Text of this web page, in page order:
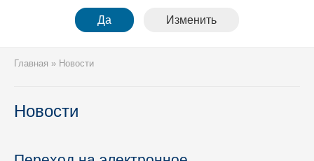
Да Изменить
Главная » Новости
Новости
Аттестация поверителей
Системы менеджмента
Реквизиты